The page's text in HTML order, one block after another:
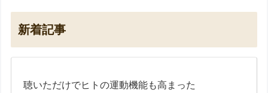
新着記事
聴いただけでヒトの運動機能も高まった